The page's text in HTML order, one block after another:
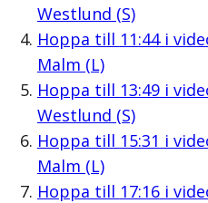
Westlund (S)
Hoppa till 11:44i
Malm (L)
Hoppa till 13:49i
Westlund (S)
Hoppa till 15:31 i
Malm (L)
Hoppa till 17:16i